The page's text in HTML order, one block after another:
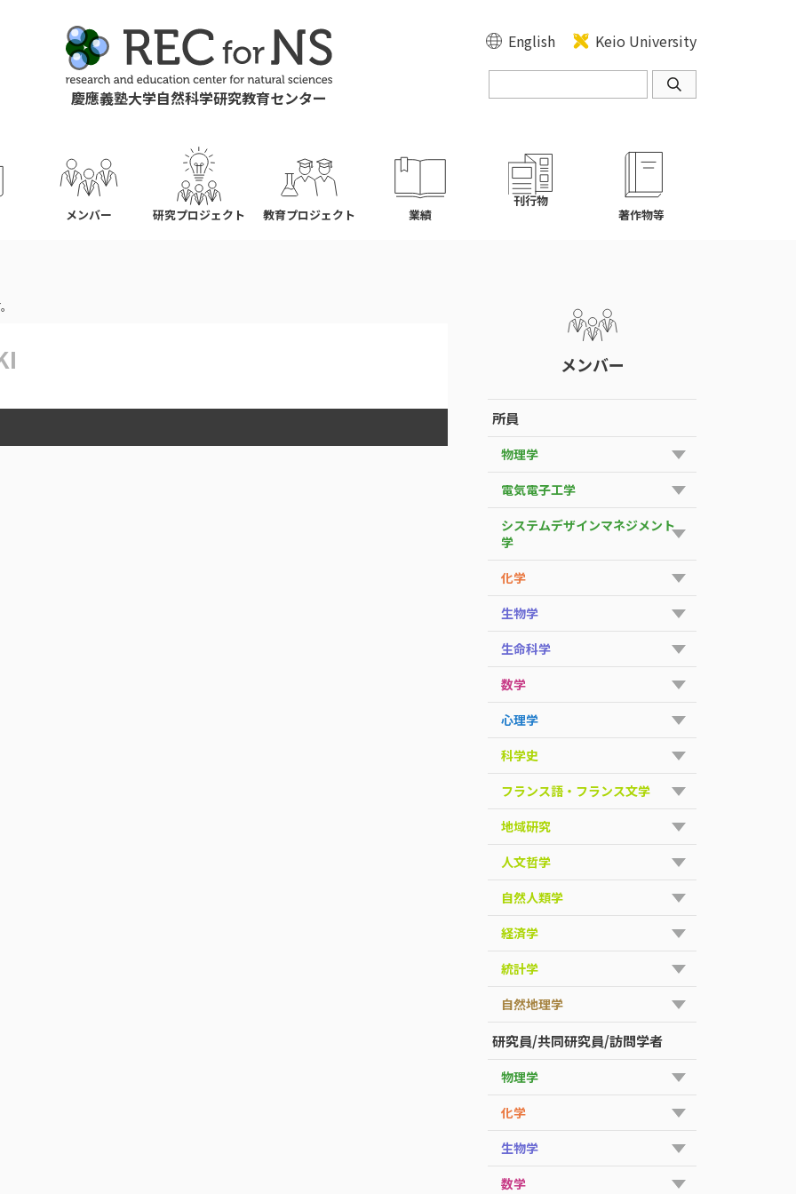
慶應義塾大学自然科学研究教育センター
English Keio University
メンバー 研究プロジェクト 教育プロジェクト 業績
刊行物
著作物等
メンバー
所員
物理学
電気電子工学
システムデザインマネジメント
学
化学
生物学
生命科学
数学
心理学
科学史
フランス語・フランス文学
地域研究
人文哲学
自然人類学
経済学
統計学
自然地理学
研究員/共同研究員/訪問学者
物理学
化学
生物学
数学